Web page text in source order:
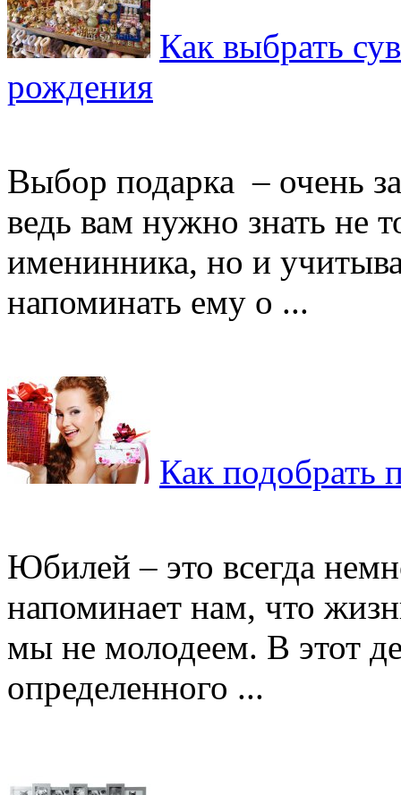
Как выбрать
рождения
Выбор подарка – очень
ведь вам нужно знать не
именинника, но и
напоминать ему о ...
Как подобрать
Юбилей – это всегда
напоминает нам, что
мы не молодеем. В этот
определенного ...